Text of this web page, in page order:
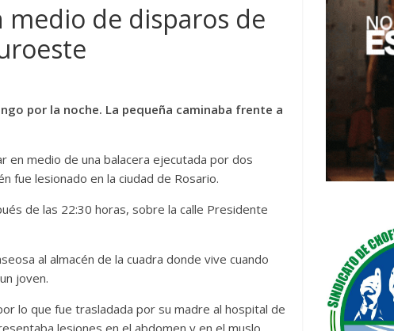
medio de disparos de
por la noche. La pequeña caminaba frente a
en medio de una balacera ejecutada por dos
fue lesionado en la ciudad de Rosario.
de las 22:30 horas, sobre la calle Presidente
al almacén de la cuadra donde vive cuando
joven.
lo que fue trasladada por su madre al hospital de
lesiones en el abdomen y en el muslo